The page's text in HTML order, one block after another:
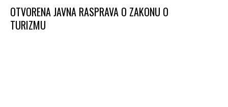
OTVORENA JAVNA RASPRAVA O ZAKONU O
TURIZMU